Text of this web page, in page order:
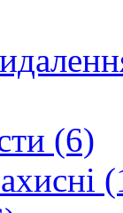
(6)